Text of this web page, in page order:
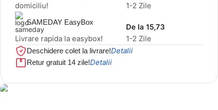
domiciliu!
1-2 Zile
SAMEDAY EasyBox
Livrare rapida la easybox! 1-2 Zile
De la 15,73
Deschidere colet la livrare!Detalii
Retur gratuit 14 zile!Detalii